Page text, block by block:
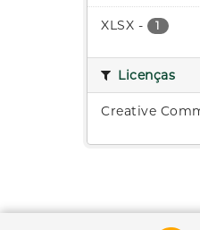
XLSX - 1
Licenças
Creative